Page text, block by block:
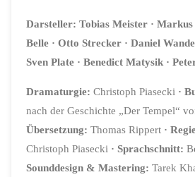
Darsteller: Tobias Meister ·
Belle · Otto Strecker · Daniel
Sven Plate · Benedict Matysik ·
Dramaturgie: Christoph Piasecki ·
nach der Geschichte „Der Tempel“
Übersetzung: Thomas Rippert ·
Christoph Piasecki · Sprachschnitt:
Sounddesign & Mastering: Tarek